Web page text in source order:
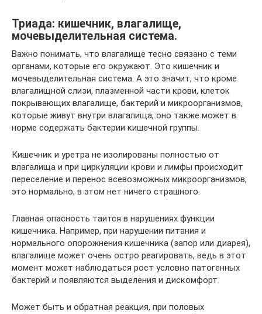
Триада: кишечник, влагалище,
мочевыделительная система.
Важно понимать, что влагалище тесно связано с теми
органами, которые его окружают. Это кишечник и
мочевыделительная система. А это значит, что кроме
влагалищной слизи, плазменной части крови, клеток
покрывающих влагалище, бактерий и микроорганизмов,
которые живут внутри влагалища, оно также может в
норме содержать бактерии кишечной группы.
Кишечник и уретра не изолированы полностью от
влагалища и при циркуляции крови и лимфы происходит
переселение и перенос всевозможных микроорганизмов,
это нормально, в этом нет ничего страшного.
Главная опасность таится в нарушениях функции
кишечника. Например, при нарушении питания и
нормального опорожнения кишечника (запор или диарея),
влагалище может очень остро реагировать, ведь в этот
момент может наблюдаться рост условно патогенных
бактерий и появляются выделения и дискомфорт.
Может быть и обратная реакция, при половых